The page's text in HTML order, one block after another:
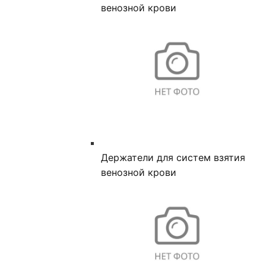
венозной крови
Держатели для систем взятия
венозной крови